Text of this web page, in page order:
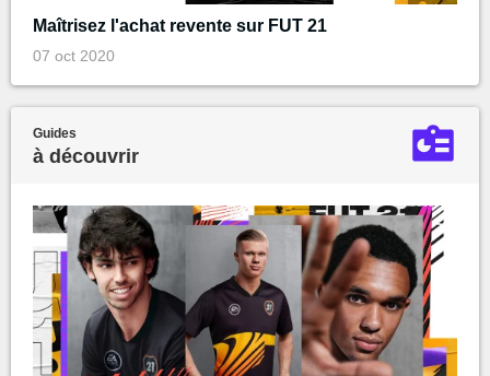
Maîtrisez l'achat revente sur FUT 21
07 oct 2020
Guides
à découvrir